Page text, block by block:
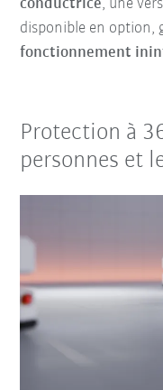
conductrice, une
disponible en option,
fonctionnement
Protection à
personnes et